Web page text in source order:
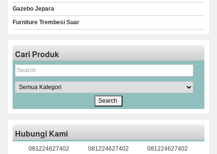
Gazebo Jepara
Furniture Trembesi Suar
Cari Produk
Hubungi Kami
081224627402 081224627402
081224627402